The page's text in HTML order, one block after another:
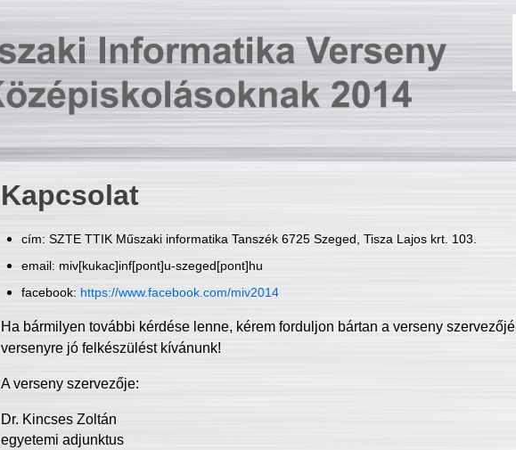
Kapcsolat
cím: SZTE TTIK Műszaki informatika Tanszék 6725 Szeged, Tisza Lajos krt. 103.
email: miv[kukac]inf[pont]u-szeged[pont]hu
facebook: https://www.facebook.com/miv2014
Ha bármilyen további kérdése lenne, kérem forduljon bártan a verseny
versenyre jó felkészülést kívánunk!
A verseny szervezője:
Dr. Kincses Zoltán
egyetemi adjunktus